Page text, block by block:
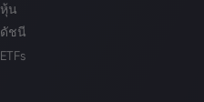
หุ้น
ดัชนี
ETFs